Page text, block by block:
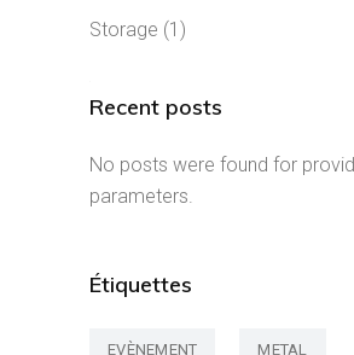
Storage (1)
Recent posts
No posts were found for
parameters.
Étiquettes
EVÈNEMENT METAL